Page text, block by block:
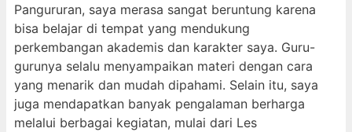
Pangururan, saya merasa sangat beruntung karena
bisa belajar di tempat yang mendukung
perkembangan akademis dan karakter saya. Guru-
gurunya selalu menyampaikan materi dengan cara
yang menarik dan mudah dipahami. Selain itu, saya
juga mendapatkan banyak pengalaman berharga
melalui berbagai kegiatan, mulai dari Les